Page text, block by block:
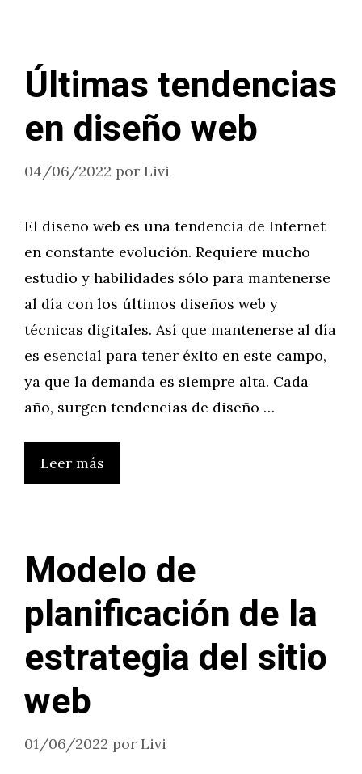
Últimas tendencias
en diseño web
04/06/2022 por Livi
El diseño web es una tendencia de Internet
en constante evolución. Requiere mucho
estudio y habilidades sólo para mantenerse
al día con los últimos diseños web y
técnicas digitales. Así que mantenerse al día
es esencial para tener éxito en este campo,
ya que la demanda es siempre alta. Cada
año, surgen tendencias de diseño …
Leer más
Modelo de
planificación de la
estrategia del sitio
web
01/06/2022 por Livi